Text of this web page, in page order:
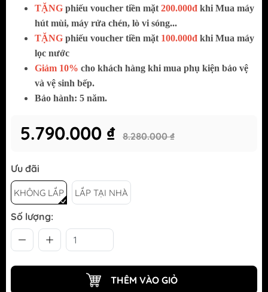
TẶNG phiếu voucher tiền mặt 200.000đ khi Mua máy
hút mùi, máy rửa chén, lò vi sóng...
TẶNG phiếu voucher tiền mặt 100.000đ khi Mua máy
lọc nước
Giảm 10% cho khách hàng khi mua phụ kiện bảo vệ
và vệ sinh bếp.
Bảo hành: 5 năm.
5.790.000 ₫ 8.280.000 ₫
Ưu đãi
KHÔNG LẮP LẮP TẠI NHÀ
Số lượng:
THÊM VÀO GIỎ